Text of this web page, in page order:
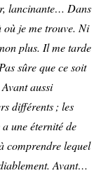
lancinante… Dans
où je me trouve. Ni
plus. Il me tarde
sûre que ce soit
Avant aussi
différents ; les
une éternité de
comprendre lequel
Avant…